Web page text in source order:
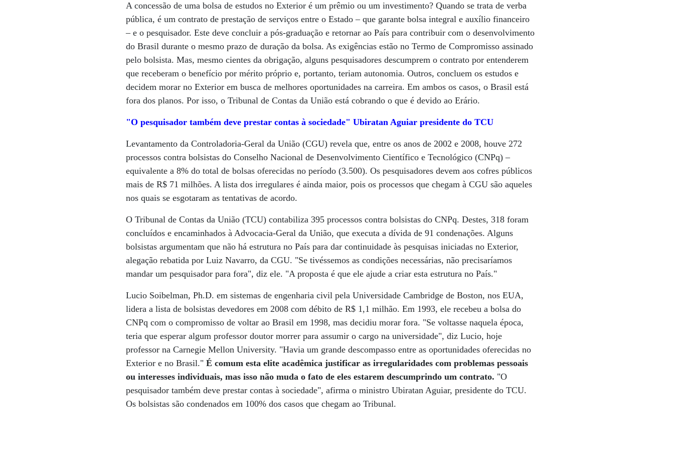
A concessão de uma bolsa de estudos no Exterior é um prêmio ou um investimento? Quando se trata de verba
pública, é um contrato de prestação de serviços entre o Estado – que garante bolsa integral e auxílio financeiro
– e o pesquisador. Este deve concluir a pós-graduação e retornar ao País para contribuir com o desenvolvimento
do Brasil durante o mesmo prazo de duração da bolsa. As exigências estão no Termo de Compromisso assinado
pelo bolsista. Mas, mesmo cientes da obrigação, alguns pesquisadores descumprem o contrato por entenderem
que receberam o benefício por mérito próprio e, portanto, teriam autonomia. Outros, concluem os estudos e
decidem morar no Exterior em busca de melhores oportunidades na carreira. Em ambos os casos, o Brasil está
fora dos planos. Por isso, o Tribunal de Contas da União está cobrando o que é devido ao Erário.
"O pesquisador também deve prestar contas à sociedade" Ubiratan Aguiar presidente do TCU
Levantamento da Controladoria-Geral da União (CGU) revela que, entre os anos de 2002 e 2008, houve 272
processos contra bolsistas do Conselho Nacional de Desenvolvimento Científico e Tecnológico (CNPq) –
equivalente a 8% do total de bolsas oferecidas no período (3.500). Os pesquisadores devem aos cofres públicos
mais de R$ 71 milhões. A lista dos irregulares é ainda maior, pois os processos que chegam à CGU são aqueles
nos quais se esgotaram as tentativas de acordo.
O Tribunal de Contas da União (TCU) contabiliza 395 processos contra bolsistas do CNPq. Destes, 318 foram
concluídos e encaminhados à Advocacia-Geral da União, que executa a dívida de 91 condenações. Alguns
bolsistas argumentam que não há estrutura no País para dar continuidade às pesquisas iniciadas no Exterior,
alegação rebatida por Luiz Navarro, da CGU. "Se tivéssemos as condições necessárias, não precisaríamos
mandar um pesquisador para fora", diz ele. "A proposta é que ele ajude a criar esta estrutura no País."
Lucio Soibelman, Ph.D. em sistemas de engenharia civil pela Universidade Cambridge de Boston, nos EUA,
lidera a lista de bolsistas devedores em 2008 com débito de R$ 1,1 milhão. Em 1993, ele recebeu a bolsa do
CNPq com o compromisso de voltar ao Brasil em 1998, mas decidiu morar fora. "Se voltasse naquela época,
teria que esperar algum professor doutor morrer para assumir o cargo na universidade", diz Lucio, hoje
professor na Carnegie Mellon University. "Havia um grande descompasso entre as oportunidades oferecidas no
Exterior e no Brasil." É comum esta elite acadêmica justificar as irregularidades com problemas pessoais
ou interesses individuais, mas isso não muda o fato de eles estarem descumprindo um contrato. "O
pesquisador também deve prestar contas à sociedade", afirma o ministro Ubiratan Aguiar, presidente do TCU.
Os bolsistas são condenados em 100% dos casos que chegam ao Tribunal.